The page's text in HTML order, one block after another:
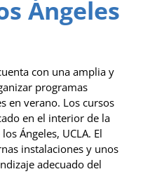
Ángeles
con una amplia y
programas
en verano. Los cursos
en el interior de la
Ángeles, UCLA. El
instalaciones y unos
adecuado del